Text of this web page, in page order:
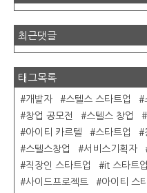
최근댓글
태그목록
개발자 스텔스 스타트업
창업 공모전
스텔스 창업
아이티 카르텔
스타트업
스텔스창업
서비스기획자
직장인 스타트업
it 스타트업
사이드프로젝트
아이티 스